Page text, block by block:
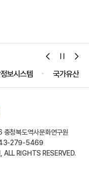
보시스템 국가유산공
청북도역사문화연구원
279-5469
RIGHTS RESERVED.